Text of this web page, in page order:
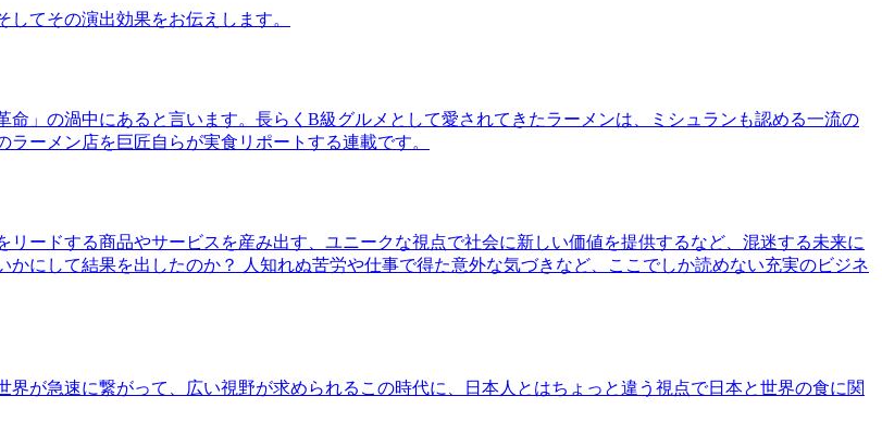
てその演出効果をお伝えします。
」の渦中にあると言います。長らくB級グルメとして愛されてきたラーメンは、ミシュランも認める一流の
ーメン店を巨匠自らが実食リポートする連載です。
ードする商品やサービスを産み出す、ユニークな視点で社会に新しい価値を提供するなど、混迷する未来に
にして結果を出したのか？ 人知れぬ苦労や仕事で得た意外な気づきなど、ここでしか読めない充実のビジネ
が急速に繋がって、広い視野が求められるこの時代に、日本人とはちょっと違う視点で日本と世界の食に関